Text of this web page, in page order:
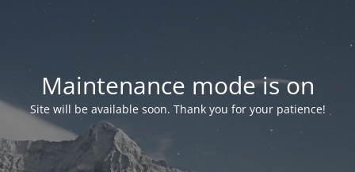
Maintenance mode is on
Site will be available soon. Thank you for your patience!